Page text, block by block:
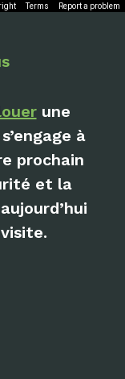
Terms Report a problem
une
à
prochain
et la